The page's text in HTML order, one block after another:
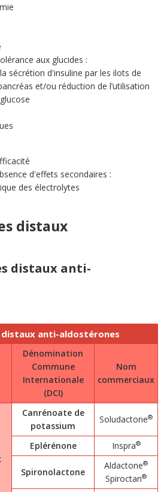
aux glucides :
sécrétion d'insuline par les ilots de
et/ou réduction de l’utilisation
d'effets secondaires :
des électrolytes
distaux
distaux anti-
anti-aldostérones
Dénomination
Commune
Internationale
(DCI)
Nom
commerciaux
Canrénoate de
potassium
Soludactone®
Eplérénone Inspra®
Spironolactone
Aldactone®
Spiroctan®